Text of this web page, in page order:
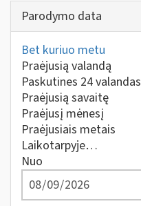
Parodymo data
Bet kuriuo metu
Praėjusią valandą
Paskutines 24 valandas
Praėjusią savaitę
Praėjusį mėnesį
Praėjusiais metais
Laikotarpyje…
Nuo